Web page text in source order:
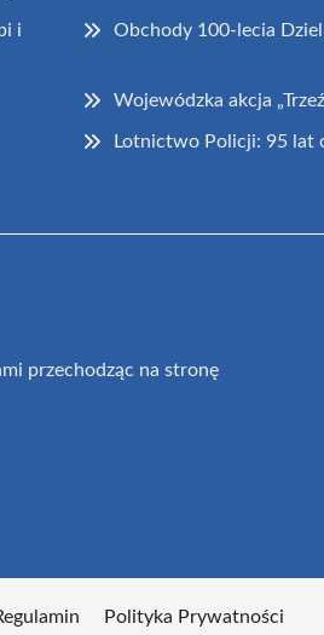
i
Obchody 100-lecia
Wojewódzka akcja
Lotnictwo Policji: 95 lat
przechodząc na stronę
Polityka Prywatności